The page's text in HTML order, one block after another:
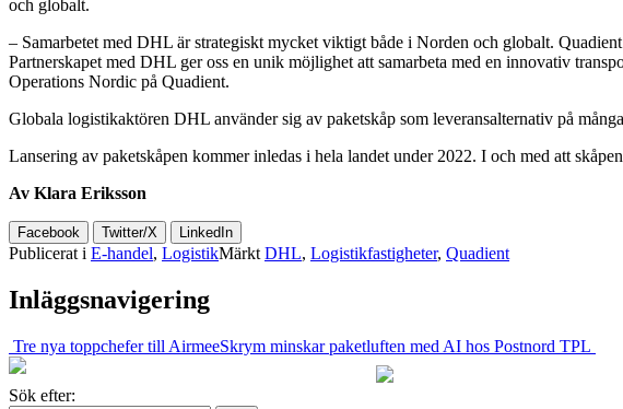
och globalt.
– Samarbetet med DHL är strategiskt mycket viktigt både i Norden och globalt.
Partnerskapet med DHL ger oss en unik möjlighet att samarbeta med en innovativ
Operations Nordic på Quadient.
Globala logistikaktören DHL använder sig av paketskåp som leveransalternativ på
Lansering av paketskåpen kommer inledas i hela landet under 2022. I och med att
Av Klara Eriksson
Facebook Twitter/X LinkedIn
Publicerat i E-handel, LogistikMärkt DHL, Logistikfastigheter, Quadient
Inläggsnavigering
Tre nya toppchefer till AirmeeSkrym minskar paketluften med AI hos Postnord TPL
Sök efter: